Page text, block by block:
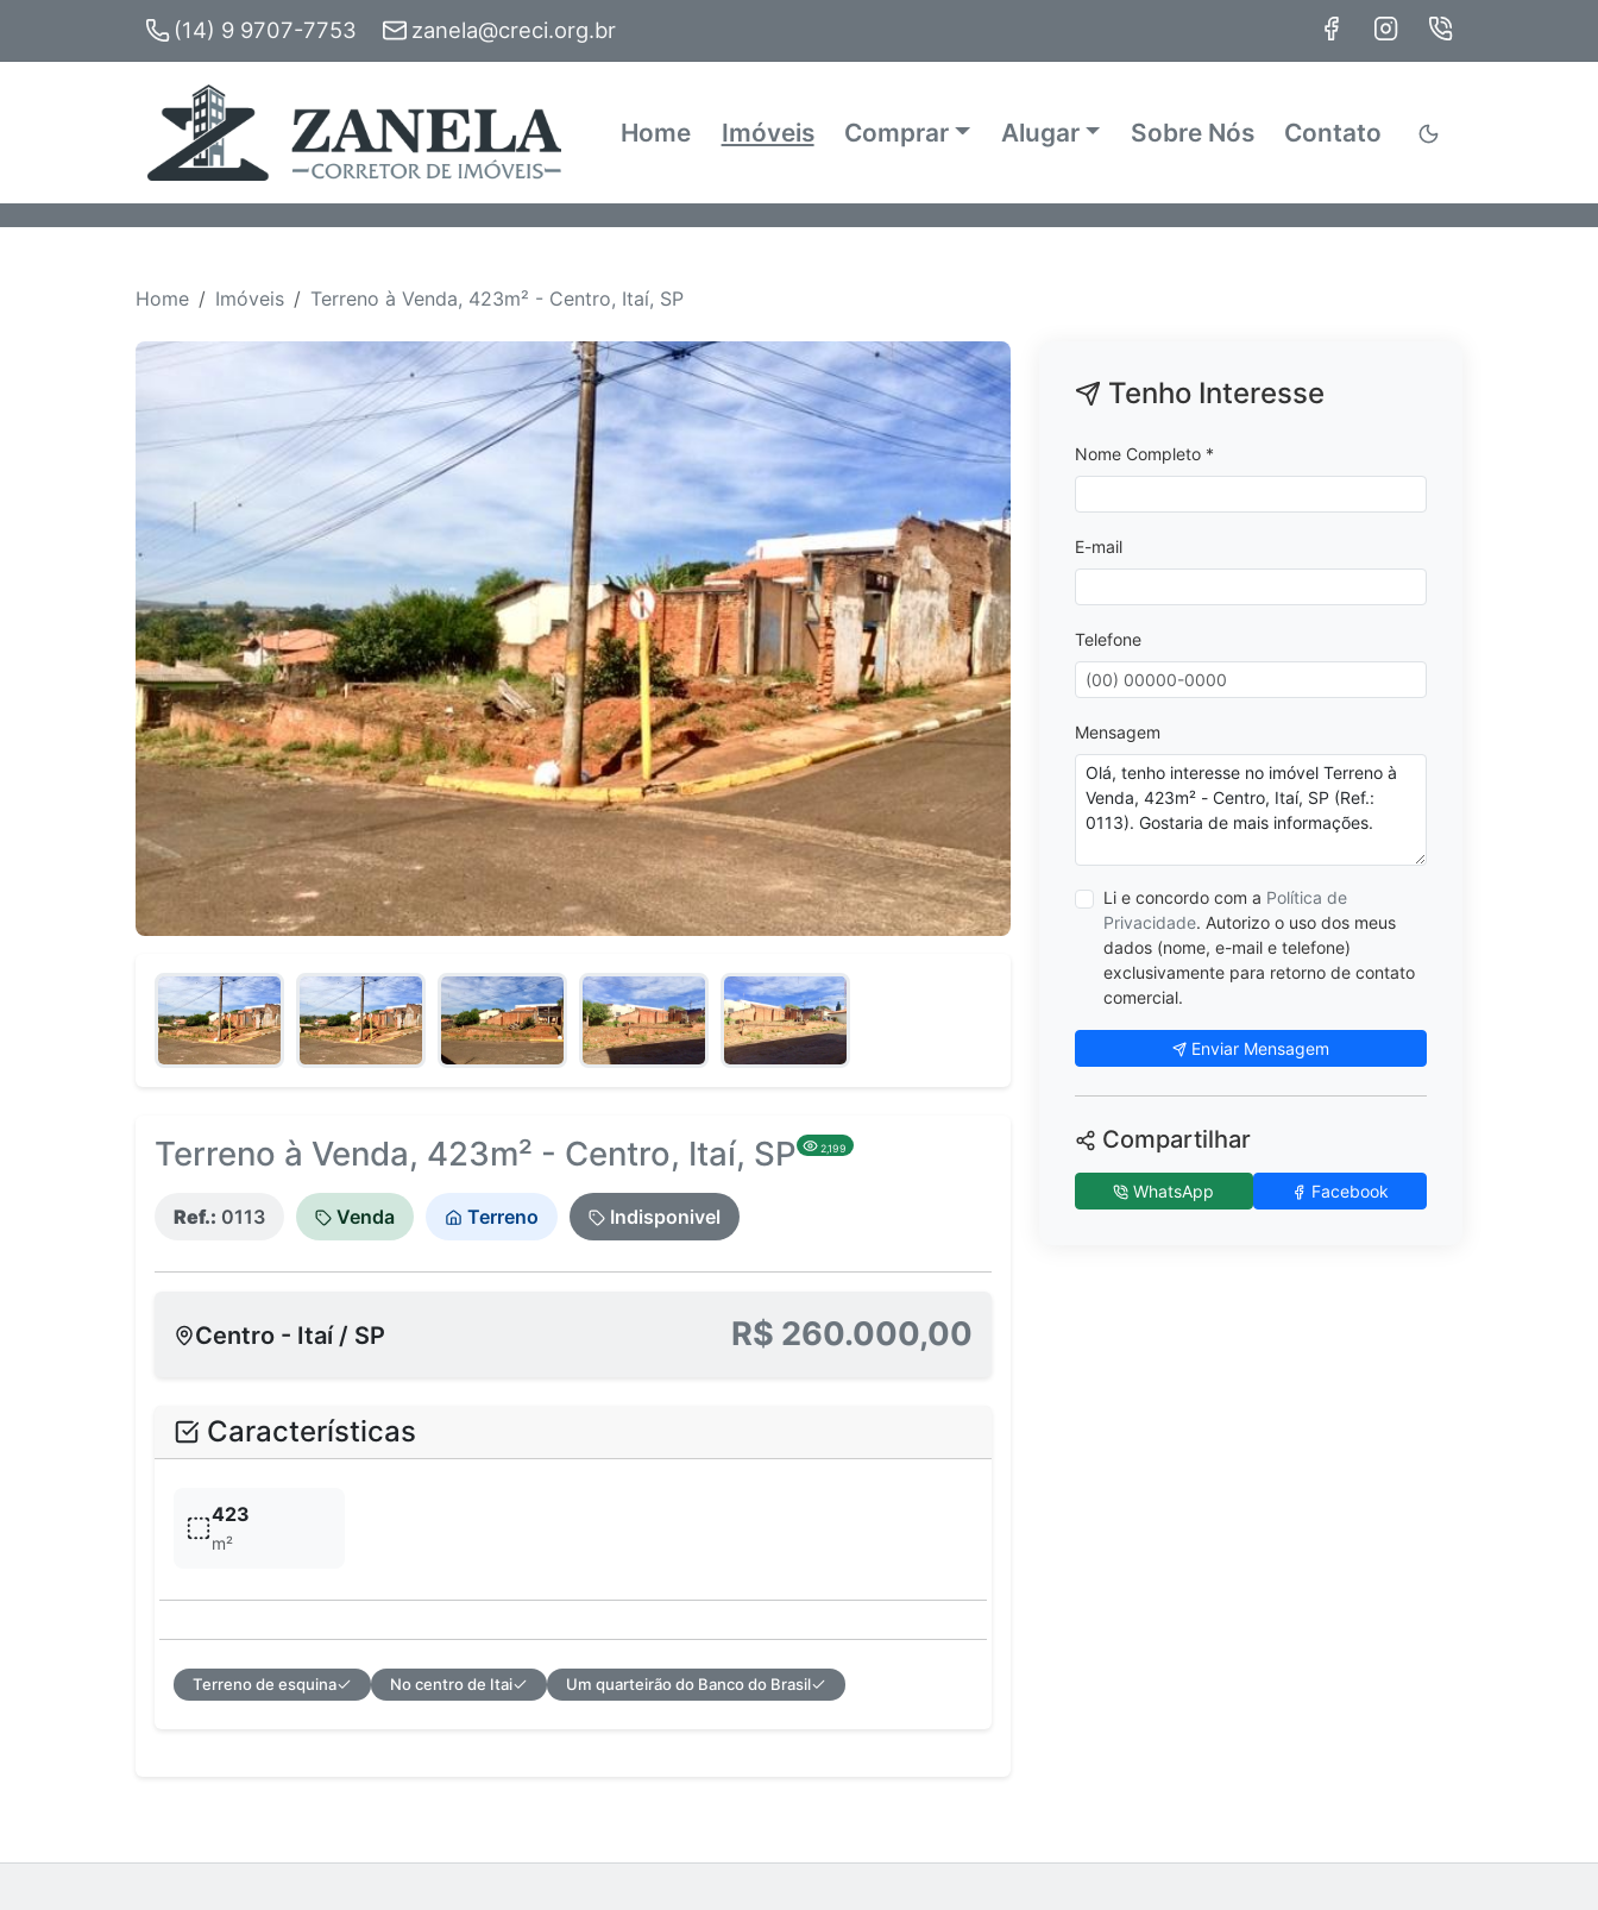
(14) 9 9707-7753 zanela@creci.org.br
Home Imóveis Comprar Alugar Sobre Nós Contato
Home Imóveis Terreno à Venda, 423m² - Centro, Itaí, SP
Terreno à Venda, 423m² - Centro, Itaí, SP 2,199
Ref.: 0113 Venda Terreno Indisponivel
Centro - Itaí / SP R$ 260.000,00
Características
423
m²
Terreno de esquina No centro de Itai Um quarteirão do Banco do Brasil
Tenho Interesse
Nome Completo *
E-mail
Telefone
Mensagem
Li e concordo com a Política de
Privacidade. Autorizo o uso dos meus
dados (nome, e-mail e telefone)
exclusivamente para retorno de contato
comercial.
Enviar Mensagem
Compartilhar
WhatsApp Facebook